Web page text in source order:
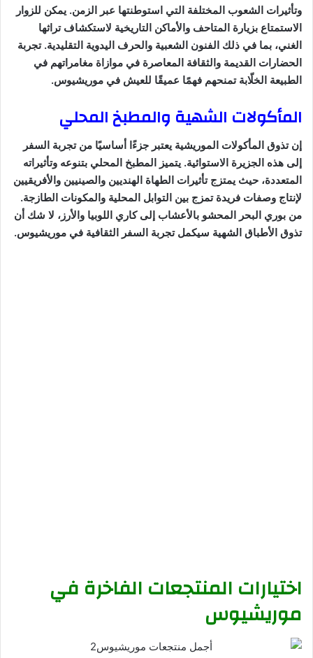
وتأثيرات الشعوب المختلفة التي استوطنتها عبر الزمن. يمكن للزوار
الاستمتاع بزيارة المتاحف والأماكن التاريخية لاستكشاف تراثها
الغني، بما في ذلك الفنون الشعبية والحرف اليدوية التقليدية. تجربة
الحضارات القديمة والثقافة المعاصرة في موازاة مغامراتهم في
الطبيعة الخلّابة تمنحهم فهمًا عميقًا للعيش في موريشيوس.
المأكولات الشهية والمطبخ المحلي
إن تذوق المأكولات الموريشية يعتبر جزءًا أساسيًا من تجربة السفر
إلى هذه الجزيرة الاستوائية. يتميز المطبخ المحلي بتنوعه وتأثيراته
المتعددة، حيث يمتزج تأثيرات الطهاة الهنديين والصينيين والأفريقيين
لإنتاج وصفات فريدة تمزج بين التوابل المحلية والمكونات الطازجة.
من بوري البحر المحشو بالأعشاب إلى كاري اللوبيا والأرز، لا شك أن
تذوق الأطباق الشهية سيكمل تجربة السفر الثقافية في موريشيوس.
اختيارات المنتجعات الفاخرة في
موريشيوس